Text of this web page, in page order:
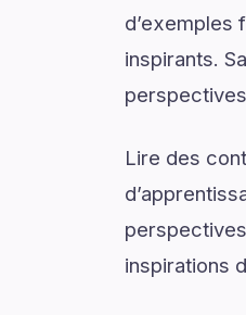
d’exemples
inspirants.
Lire des
inspirations